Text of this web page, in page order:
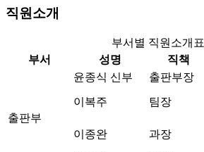
직원소개
부서별 직원소개표
부서
성명 직책
출판부
윤종식 신부 출판부장
이복주 팀장
이종완 과장